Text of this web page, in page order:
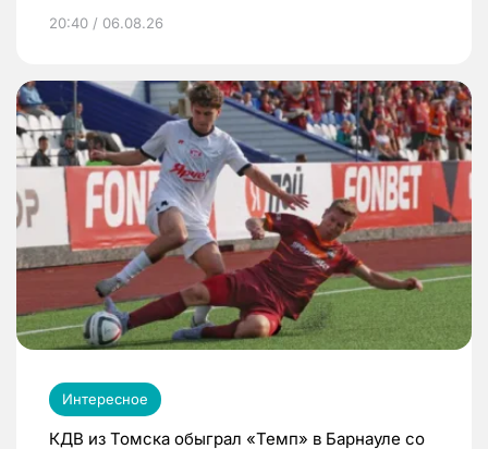
20:40 / 06.08.26
Интересное
КДВ из Томска обыграл «Темп» в Барнауле со